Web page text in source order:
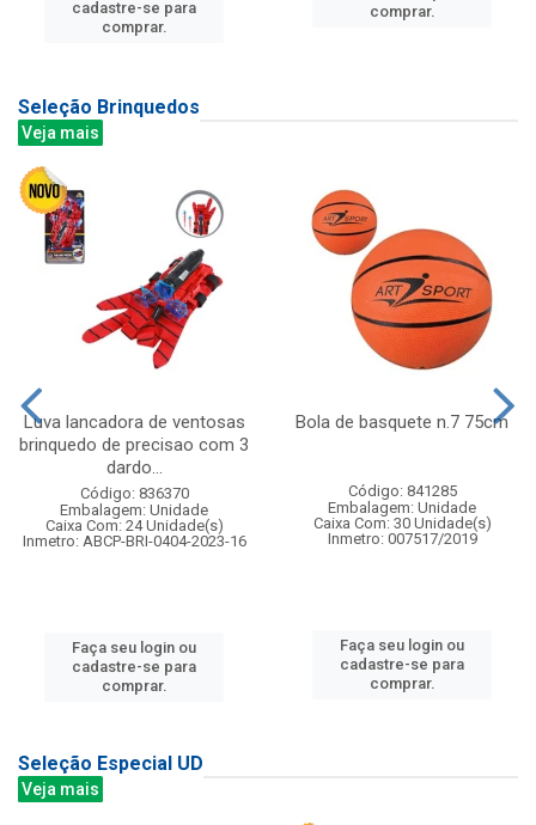
cadastre-se para
comprar.
comprar.
Seleção Brinquedos
Veja mais
Luva lancadora de ventosas
brinquedo de precisao com 3
dardo...
Código: 836370
Embalagem: Unidade
Caixa Com: 24 Unidade(s)
Inmetro: ABCP-BRI-0404-2023-16
Faça seu login ou
cadastre-se para
comprar.
Bola de basquete n.7 75cm
Código: 841285
Embalagem: Unidade
Caixa Com: 30 Unidade(s)
Inmetro: 007517/2019
Faça seu login ou
cadastre-se para
comprar.
Seleção Especial UD
Veja mais